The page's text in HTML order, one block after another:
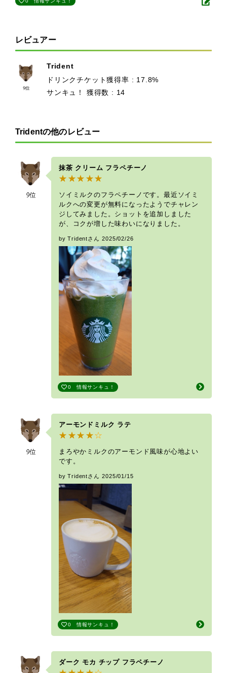
レビュアー
Trident
ドリンクチケット獲得率 : 17.8%
サンキュ！ 獲得数 : 14
Tridentの他のレビュー
抹茶 クリーム フラペチーノ
ソイミルクのフラペチーノです。最近ソイミ
ルクへの変更が無料になったようでチャレン
ジしてみました。ショットを追加しました
が、コクが増した味わいになりました。
by Tridentさん 2025/02/26
0 情報サンキュ！
アーモンドミルク ラテ
まろやかミルクのアーモンド風味が心地よい
です。
by Tridentさん 2025/01/15
0 情報サンキュ！
ダーク モカ チップ フラペチーノ